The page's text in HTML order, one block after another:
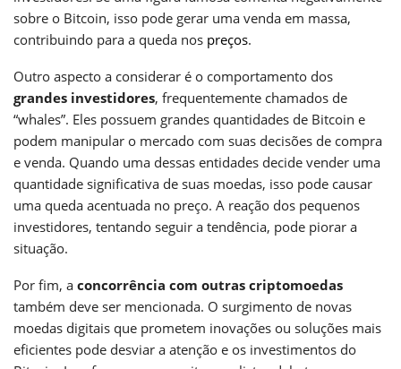
sobre o Bitcoin, isso pode gerar uma venda em massa,
contribuindo para a queda nos preços.
Outro aspecto a considerar é o comportamento dos
grandes investidores, frequentemente chamados de
“whales”. Eles possuem grandes quantidades de Bitcoin e
podem manipular o mercado com suas decisões de compra
e venda. Quando uma dessas entidades decide vender uma
quantidade significativa de suas moedas, isso pode causar
uma queda acentuada no preço. A reação dos pequenos
investidores, tentando seguir a tendência, pode piorar a
situação.
Por fim, a concorrência com outras criptomoedas
também deve ser mencionada. O surgimento de novas
moedas digitais que prometem inovações ou soluções mais
eficientes pode desviar a atenção e os investimentos do